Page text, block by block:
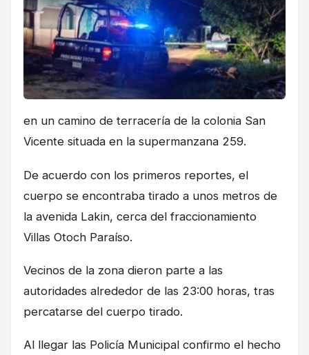
en un camino de terracería de la colonia San
Vicente situada en la supermanzana 259.
De acuerdo con los primeros reportes, el
cuerpo se encontraba tirado a unos metros de
la avenida Lakin, cerca del fraccionamiento
Villas Otoch Paraíso.
Vecinos de la zona dieron parte a las
autoridades alrededor de las 23:00 horas, tras
percatarse del cuerpo tirado.
Al llegar las Policía Municipal confirmo el hecho